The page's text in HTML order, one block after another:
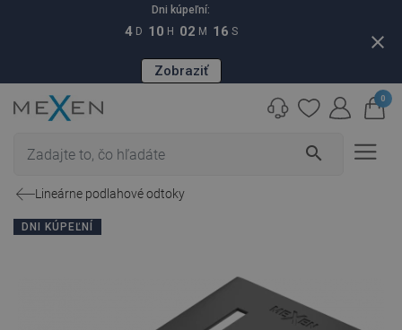
Dni kúpeľní:
4 D 10 H 02 M 15 S
Zobraziť
close
search
0
Lineárne podlahové odtoky
DNI KÚPEĽNÍ